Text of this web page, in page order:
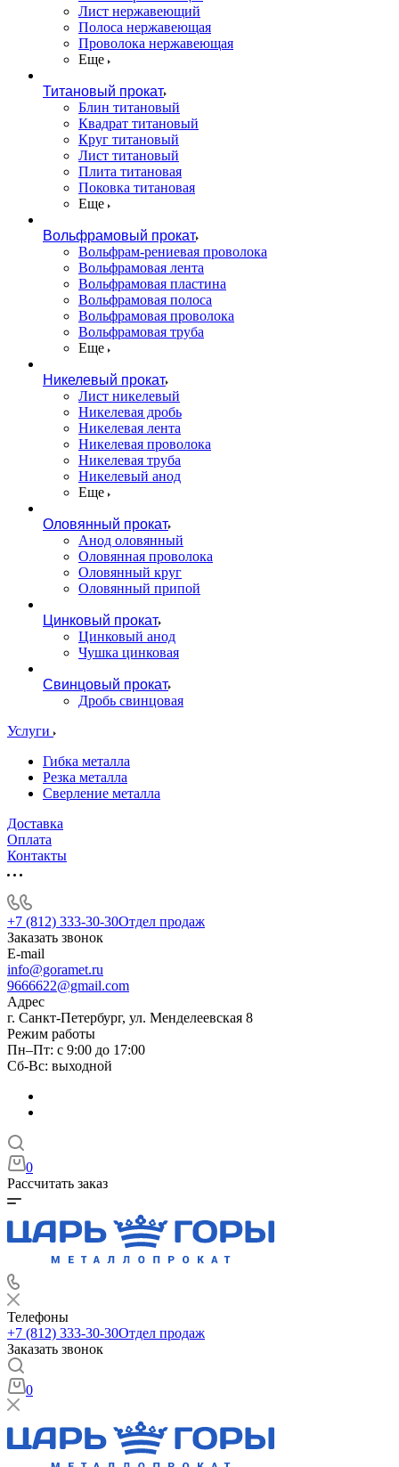
Лист нержавеющий
Полоса нержавеющая
Проволока нержавеющая
Еще
Титановый прокат
Блин титановый
Квадрат титановый
Круг титановый
Лист титановый
Плита титановая
Поковка титановая
Еще
Вольфрамовый прокат
Вольфрам-рениевая проволока
Вольфрамовая лента
Вольфрамовая пластина
Вольфрамовая полоса
Вольфрамовая проволока
Вольфрамовая труба
Еще
Никелевый прокат
Лист никелевый
Никелевая дробь
Никелевая лента
Никелевая проволока
Никелевая труба
Никелевый анод
Еще
Оловянный прокат
Анод оловянный
Оловянная проволока
Оловянный круг
Оловянный припой
Цинковый прокат
Цинковый анод
Чушка цинковая
Свинцовый прокат
Дробь свинцовая
Услуги
Гибка металла
Резка металла
Сверление металла
Доставка
Оплата
Контакты
+7 (812) 333-30-30Отдел продаж
Заказать звонок
E-mail
info@goramet.ru
9666622@gmail.com
Адрес
г. Санкт-Петербург, ул. Менделеевская 8
Режим работы
Пн–Пт: с 9:00 до 17:00
Сб-Вс: выходной
0
Рассчитать заказ
Телефоны
+7 (812) 333-30-30Отдел продаж
Заказать звонок
0